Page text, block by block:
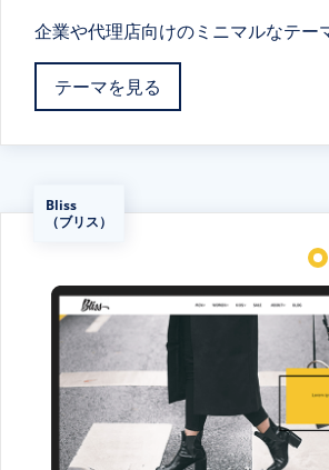
企業や代理店向けのミニマルなテー
テーマを見る
Bliss
（ブリス）